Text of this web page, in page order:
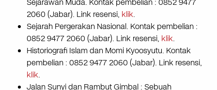
2060 (Jabar). Link resensi, klik.
Sejarah Pergerakan Nasional. Kontak pembelian :
0852 9477 2060 (Jabar). Link resensi, klik.
Historiografi Islam dan Momi Kyoosyutu. Kontak
pembelian : 0852 9477 2060 (Jabar). Link resensi,
klik.
Jalan Sunyi dan Rambut Gimbal : Sebuah